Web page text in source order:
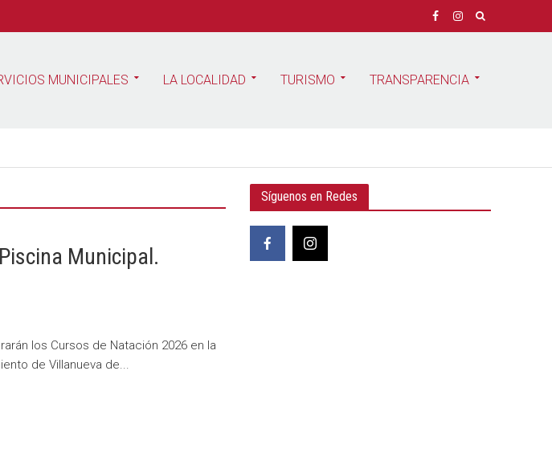
MUNICIPALES LA LOCALIDAD TURISMO TRANSPARENCIA
Municipal.
los Cursos de Natación 2026 en la
de Villanueva de...
Síguenos en Redes